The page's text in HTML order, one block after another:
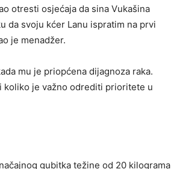
otresti osjećaja da sina Vukašina
da svoju kćer Lanu ispratim na prvi
je menadžer.
mu je priopćena dijagnoza raka.
koliko je važno odrediti prioritete u
gubitka težine od 20 kilograma